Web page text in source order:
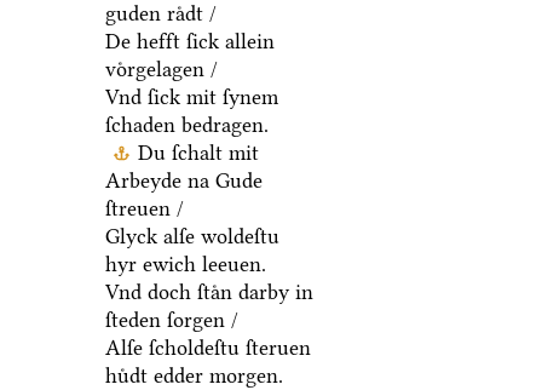
guden raͤdt /
De hefft ſick allein
voͤrgelagen /
Vnd ſick mit ſynem
ſchaden bedragen.
Du ſchalt mit
Arbeyde na Gude
ſtreuen /
Glyck alſe woldeſtu
hyr ewich leeuen.
Vnd doch ſtaͤn darby in
ſteden ſorgen /
Alſe ſcholdeſtu ſteruen
huͤdt edder morgen.